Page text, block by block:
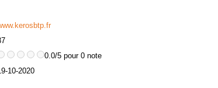
0.0/5 pour 0 note
10-2020